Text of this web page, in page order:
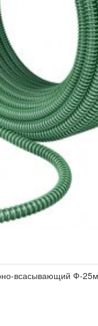
всасывающий Ф-